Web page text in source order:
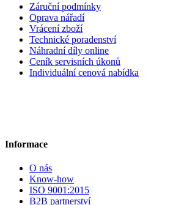
Záruční podmínky
Oprava nářadí
Vrácení zboží
Technické poradenství
Náhradní díly online
Ceník servisních úkonů
Individuální cenová nabídka
Informace
O nás
Know-how
ISO 9001:2015
B2B partnerství